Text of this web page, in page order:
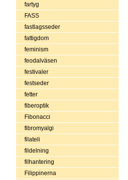
fartyg
FASS
fastlagsseder
fattigdom
feminism
feodalväsen
festivaler
festseder
fetter
fiberoptik
Fibonacci
fibromyalgi
filateli
fildelning
filhantering
Filippinerna